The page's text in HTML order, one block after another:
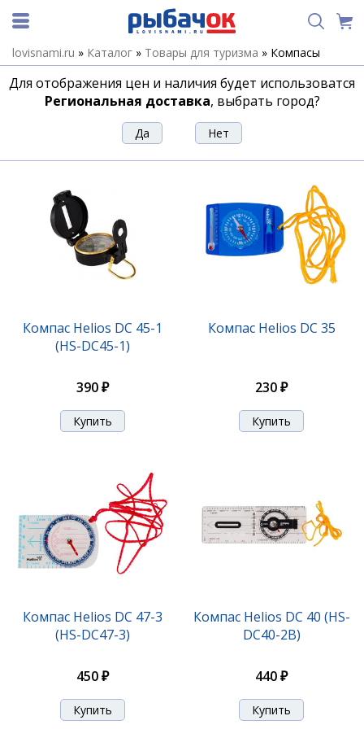
lovisnami.ru » Каталог » Товары для туризма » Компасы
Компасы
Сортировка Фильтр
Компас Helios DC 45-1
(HS-DC45-1)
390 ₽
Компас Helios DC 35
230 ₽
Компас Helios DC 47-3
(HS-DC47-3)
450 ₽
Компас Helios DC 40 (HS-
DC40-2B)
440 ₽
Для отображения цен и наличия будет использоватся
Региональная доставка, выбрать город?